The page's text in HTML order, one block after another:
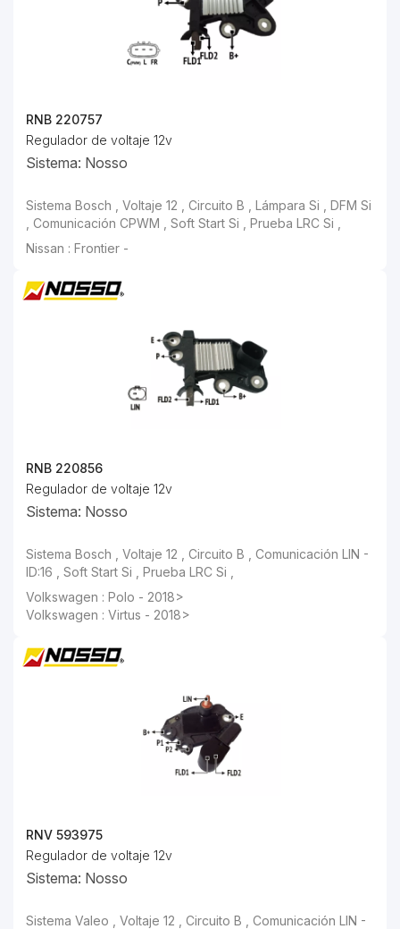
RNB 220757
Regulador de voltaje 12v
Sistema: Nosso
Sistema Bosch , Voltaje 12 , Circuito B , Lámpara Si , DFM Si
, Comunicación CPWM , Soft Start Si , Prueba LRC Si ,
Nissan : Frontier -
RNB 220856
Regulador de voltaje 12v
Sistema: Nosso
Sistema Bosch , Voltaje 12 , Circuito B , Comunicación LIN -
ID:16 , Soft Start Si , Prueba LRC Si ,
Volkswagen : Polo - 2018>
Volkswagen : Virtus - 2018>
RNV 593975
Regulador de voltaje 12v
Sistema: Nosso
Sistema Valeo , Voltaje 12 , Circuito B , Comunicación LIN -